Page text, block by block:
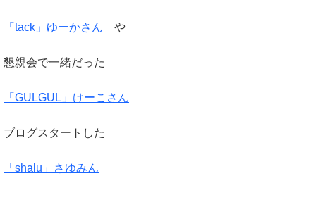
「tack」ゆーかさん や
懇親会で一緒だった
「GULGUL」けーこさん
ブログスタートした
「shalu」さゆみん